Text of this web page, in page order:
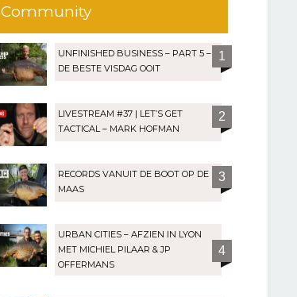
Community
UNFINISHED BUSINESS – PART 5 –
DE BESTE VISDAG OOIT
1
LIVESTREAM #37 | LET’S GET
TACTICAL – MARK HOFMAN
2
RECORDS VANUIT DE BOOT OP DE
MAAS
3
URBAN CITIES – AFZIEN IN LYON
MET MICHIEL PILAAR & JP
OFFERMANS
4